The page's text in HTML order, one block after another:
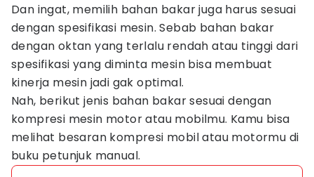
Dan ingat, memilih bahan bakar juga harus sesuai
dengan spesifikasi mesin. Sebab bahan bakar
dengan oktan yang terlalu rendah atau tinggi dari
spesifikasi yang diminta mesin bisa membuat
kinerja mesin jadi gak optimal.
Nah, berikut jenis bahan bakar sesuai dengan
kompresi mesin motor atau mobilmu. Kamu bisa
melihat besaran kompresi mobil atau motormu di
buku petunjuk manual.